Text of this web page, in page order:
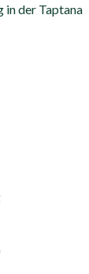
in der Taptana